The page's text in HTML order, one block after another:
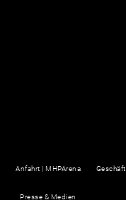
Anfahrt | MHPArena
Presse & Medien